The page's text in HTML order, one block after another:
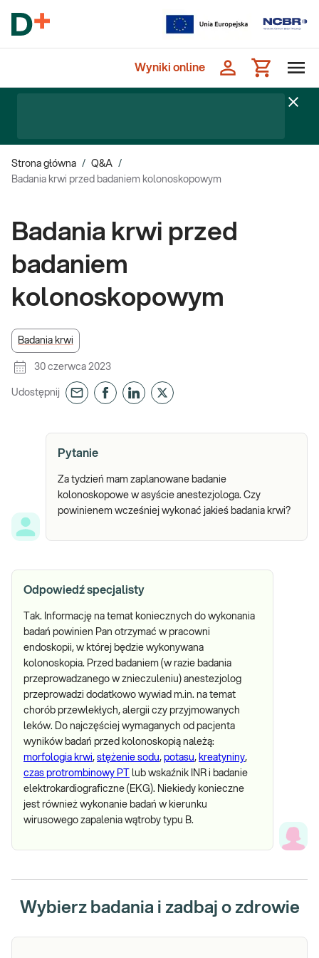
Wyniki online
Strona główna / Q&A /
Badania krwi przed badaniem kolonoskopowym
Badania krwi przed
badaniem
kolonoskopowym
Badania krwi
30 czerwca 2023
Udostępnij
Pytanie
Za tydzień mam zaplanowane badanie
kolonoskopowe w asyście anestezjologa. Czy
powinienem wcześniej wykonać jakieś badania krwi?
Odpowiedź specjalisty
Tak. Informację na temat koniecznych do wykonania
badań powinien Pan otrzymać w pracowni
endoskopii, w której będzie wykonywana
kolonoskopia. Przed badaniem (w razie badania
przeprowadzanego w znieczuleniu) anestezjolog
przeprowadzi dodatkowo wywiad m.in. na temat
chorób przewlekłych, alergii czy przyjmowanych
leków. Do najczęściej wymaganych od pacjenta
wyników badań przed kolonoskopią należą:
morfologia krwi, stężenie sodu, potasu, kreatyniny,
czas protrombinowy PT
lub wskaźnik INR i badanie
elektrokardiograficzne (EKG). Niekiedy konieczne
jest również wykonanie badań w kierunku
wirusowego zapalenia wątroby typu B.
Wybierz badania i zadbaj o zdrowie